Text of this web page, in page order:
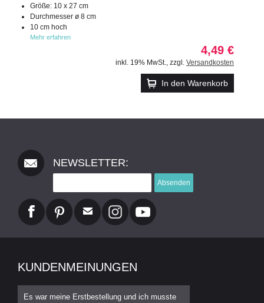
Größe: 10 x 27 cm
Durchmesser ø 8 cm
10 cm hoch
Mehr erfahren
4,49 €
inkl. 19% MwSt. zzgl. Versandkosten
In den Warenkorb
NEWSLETTER:
Absenden
KUNDENMEINUNGEN
Es war meine Erstbestellung und ich musste